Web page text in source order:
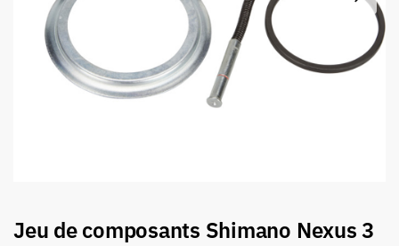
Jeu de composants Shimano Nexus 3